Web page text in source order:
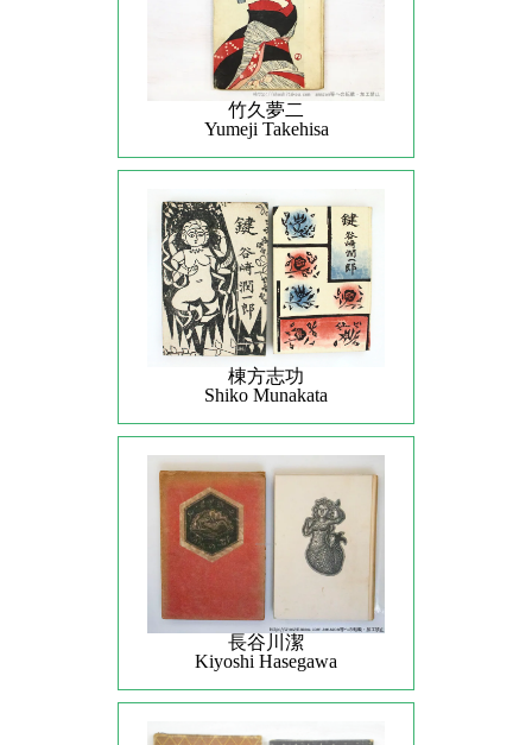
竹久夢二
Yumeji Takehisa
棟方志功
Shiko Munakata
長谷川潔
Kiyoshi Hasegawa